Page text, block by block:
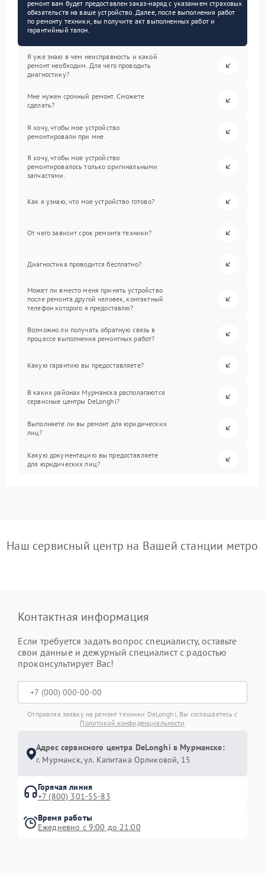
ремонт вам будет предоставлен заказ-наряд с указанием страховых
обязательств на ваше устройство. Далее, после выполнения работ
по ремонту техники, вы получите акт выполненных работ и
гарантийный талон.
Я уже знаю в чем неисправность и какой
ремонт необходим. Для чего проводить
диагностику?
Мне нужен срочный ремонт. Сможете
сделать?
Я хочу, чтобы мое устройство
ремонтировали при мне.
Я хочу, чтобы мое устройство
ремонтировалось только оригинальными
запчастями.
Как я узнаю, что мое устройство готово?
От чего зависит срок ремонта техники?
Диагностика проводится бесплатно?
Может ли вместо меня принять устройство
после ремонта другой человек, контактный
телефон которого я предоставлю?
Возможно ли получать обратную связь в
процессе выполнения ремонтных работ?
Какую гарантию вы предоставляете?
В каких районах Мурманска располагаются
сервисные центры DeLonghi?
Выполняете ли вы ремонт для юридических
лиц?
Какую документацию вы предоставляете
для юридических лиц?
Наш сервисный центр на Вашей станции метро
Контактная информация
Если требуется задать вопрос специалисту, оставьте
свои данные и дежурный специалист с радостью
проконсультирует Вас!
Отправляя заявку на ремонт техники DeLonghi, Вы соглашаетесь с
Политикой конфиденциальности
Адрес сервисного центра DeLonghi в Мурманске:
г. Мурманск, ул. Капитана Орликовой, 15
Горячая линия
+7 (800) 301-55-83
Время работы
Ежедневно с 9:00 до 21:00